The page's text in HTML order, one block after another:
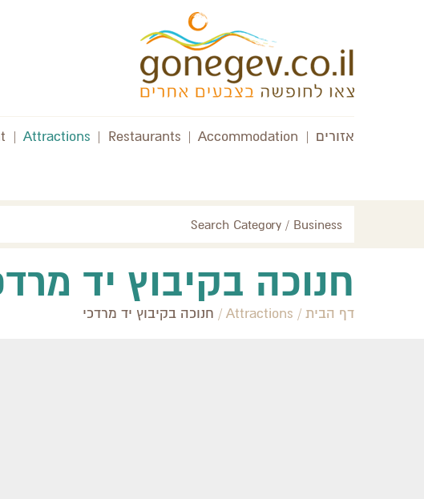
אזורים |
Accommodation
|
Restaurants
|
Attractions
|
Search Category / Business
חנוכה בקיבוץ יד
דף הבית /
Attractions
/ חנוכה בקיבוץ יד מרדכי